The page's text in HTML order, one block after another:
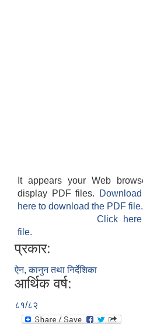
It appears your Web
display PDF files.
here to download the PDF file.
Click
file.
प्रकार:
ऐन, कानुन तथा निर्देशिका
आर्थिक वर्ष:
८१/८२